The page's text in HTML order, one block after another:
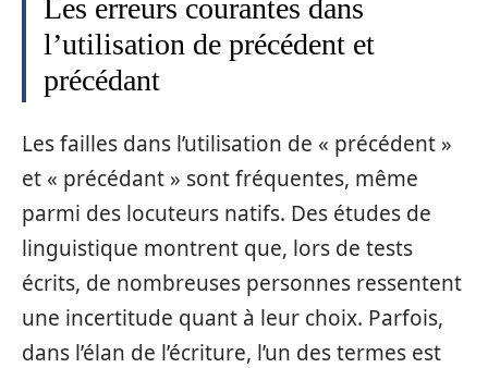
Les erreurs courantes dans
l’utilisation de précédent et
précédant
Les failles dans l’utilisation de « précédent »
et « précédant » sont fréquentes, même
parmi des locuteurs natifs. Des études de
linguistique montrent que, lors de tests
écrits, de nombreuses personnes ressentent
une incertitude quant à leur choix. Parfois,
dans l’élan de l’écriture, l’un des termes est